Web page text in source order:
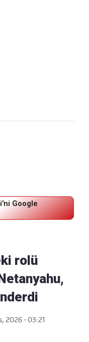
Google
rolü
2026 - 03:21